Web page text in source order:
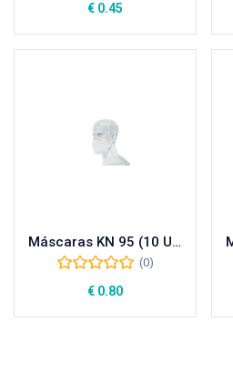
€ 0.45
Máscaras KN 95 (10 UNI)
(0)
€ 0.80